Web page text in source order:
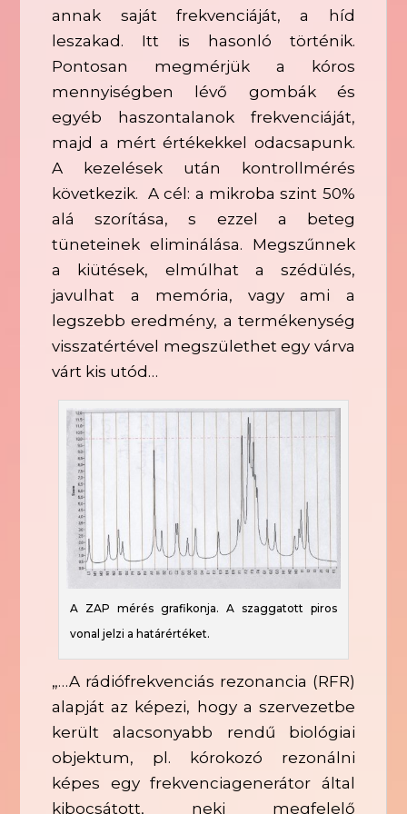
annak saját frekvenciáját, a híd
leszakad. Itt is hasonló történik.
Pontosan megmérjük a kóros
mennyiségben lévő gombák és
egyéb haszontalanok frekvenciáját,
majd a mért értékekkel odacsapunk.
A kezelések után kontrollmérés
következik. A cél: a mikroba szint 50%
alá szorítása, s ezzel a beteg
tüneteinek eliminálása. Megszűnnek
a kiütések, elmúlhat a szédülés,
javulhat a memória, vagy ami a
legszebb eredmény, a termékenység
visszatértével megszülethet egy várva
várt kis utód…
A ZAP mérés grafikonja. A szaggatott piros
vonal jelzi a határértéket.
„…A rádiófrekvenciás rezonancia (RFR)
alapját az képezi, hogy a szervezetbe
került alacsonyabb rendű biológiai
objektum, pl. kórokozó rezonálni
képes egy frekvenciagenerátor által
kibocsátott, neki megfelelő